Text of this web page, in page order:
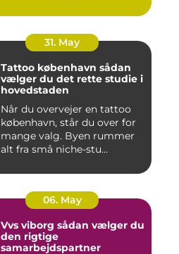
31. May
Tattoo københavn sådan
vælger du det rette studie i
hovedstaden
Når du overvejer en tattoo
københavn, står du over for
mange valg. Byen rummer
alt fra små niche-stu...
06. May
Vvs viborg sådan vælger du
den rigtige
samarbejdspartner